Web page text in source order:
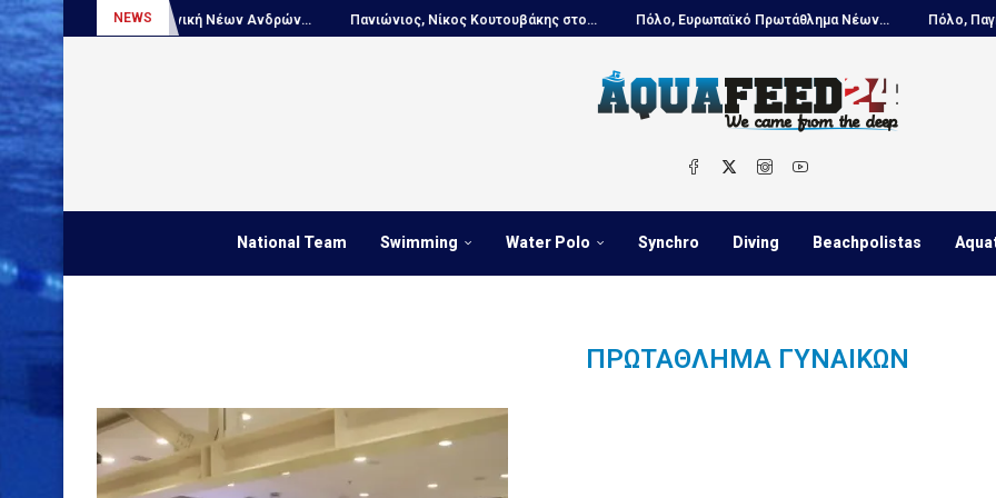
NEWS
Πόλο, Εθνική Νέων Ανδρών... Πανιώνιος, Νίκος Κουτουβάκης στο... Πόλο, Ευρωπαϊκό Πρωτάθλημα Νέων... Πόλο,
National Team Swimming Water Polo Synchro Diving Beachpolistas
ΠΡΩΤΆΘΛΗΜΑ ΓΥΝΑΙΚΏΝ